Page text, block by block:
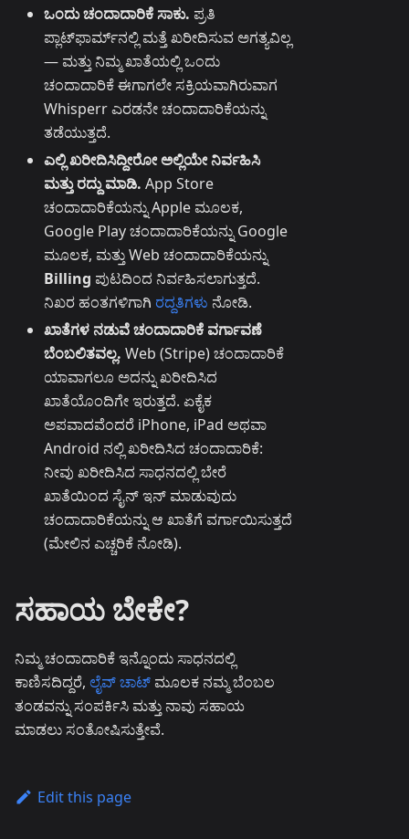
ಒಂದು ಚಂದಾದಾರಿಕೆ ಸಾಕು. ಪ್ರತಿ
ಪ್ಲಾಟ್‌ಫಾರ್ಮ್‌ನಲ್ಲಿ ಮತ್ತೆ ಖರೀದಿಸುವ ಅಗತ್ಯವಿಲ್ಲ
— ಮತ್ತು ನಿಮ್ಮ ಖಾತೆಯಲ್ಲಿ ಒಂದು
ಚಂದಾದಾರಿಕೆ ಈಗಾಗಲೇ ಸಕ್ರಿಯವಾಗಿರುವಾಗ
Whisperr ಎರಡನೇ ಚಂದಾದಾರಿಕೆಯನ್ನು
ತಡೆಯುತ್ತದೆ.
ಎಲ್ಲಿ ಖರೀದಿಸಿದ್ದೀರೋ ಅಲ್ಲಿಯೇ ನಿರ್ವಹಿಸಿ
ಮತ್ತು ರದ್ದು ಮಾಡಿ. App Store
ಚಂದಾದಾರಿಕೆಯನ್ನು Apple ಮೂಲಕ,
Google Play ಚಂದಾದಾರಿಕೆಯನ್ನು Google
ಮೂಲಕ, ಮತ್ತು Web ಚಂದಾದಾರಿಕೆಯನ್ನು
Billing ಪುಟದಿಂದ ನಿರ್ವಹಿಸಲಾಗುತ್ತದೆ.
ನಿಖರ ಹಂತಗಳಿಗಾಗಿ ರದ್ದತಿಗಳು ನೋಡಿ.
ಖಾತೆಗಳ ನಡುವೆ ಚಂದಾದಾರಿಕೆ ವರ್ಗಾವಣೆ
ಬೆಂಬಲಿತವಲ್ಲ. Web (Stripe) ಚಂದಾದಾರಿಕೆ
ಯಾವಾಗಲೂ ಅದನ್ನು ಖರೀದಿಸಿದ
ಖಾತೆಯೊಂದಿಗೇ ಇರುತ್ತದೆ. ಏಕೈಕ
ಅಪವಾದವೆಂದರೆ iPhone, iPad ಅಥವಾ
Android ನಲ್ಲಿ ಖರೀದಿಸಿದ ಚಂದಾದಾರಿಕೆ:
ನೀವು ಖರೀದಿಸಿದ ಸಾಧನದಲ್ಲಿ ಬೇರೆ
ಖಾತೆಯಿಂದ ಸೈನ್ ಇನ್ ಮಾಡುವುದು
ಚಂದಾದಾರಿಕೆಯನ್ನು ಆ ಖಾತೆಗೆ ವರ್ಗಾಯಿಸುತ್ತದೆ
(ಮೇಲಿನ ಎಚ್ಚರಿಕೆ ನೋಡಿ).
ಸಹಾಯ ಬೇಕೇ?
ನಿಮ್ಮ ಚಂದಾದಾರಿಕೆ ಇನ್ನೊಂದು ಸಾಧನದಲ್ಲಿ
ಕಾಣಿಸದಿದ್ದರೆ, ಲೈವ್ ಚಾಟ್ ಮೂಲಕ ನಮ್ಮ ಬೆಂಬಲ
ತಂಡವನ್ನು ಸಂಪರ್ಕಿಸಿ ಮತ್ತು ನಾವು ಸಹಾಯ
ಮಾಡಲು ಸಂತೋಷಿಸುತ್ತೇವೆ.
Edit this page